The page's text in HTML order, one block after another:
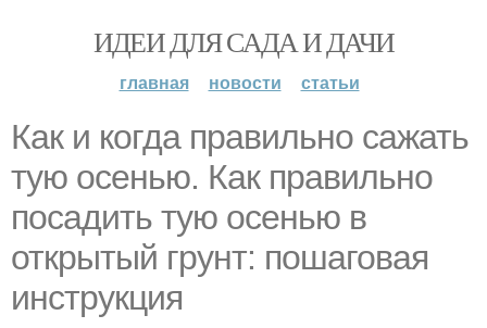
ИДЕИ ДЛЯ САДА И ДАЧИ
главная новости статьи
Как и когда правильно сажать
тую осенью. Как правильно
посадить тую осенью в
открытый грунт: пошаговая
инструкция